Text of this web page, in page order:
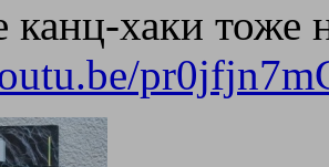
канц-хаки тоже